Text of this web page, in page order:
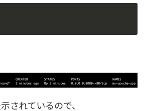
されているので、